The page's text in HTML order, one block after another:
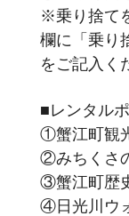
※乗り捨て
欄に「乗り
をご記入く
■レンタル
①蟹江町観
②みちくさ
③蟹江町歴
④日光川ウ